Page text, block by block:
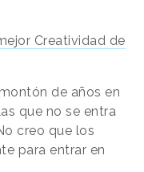
Creatividad de
de años en
que no se entra
creo que los
para entrar en